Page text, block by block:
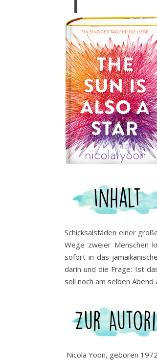
Schicksalsfäden einer
Wege zweier Menschen
sofort in das
darin und die Frage: Ist
soll noch am selben
Nicola Yoon, geboren